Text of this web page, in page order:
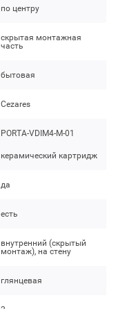
по центру
скрытая монтажная
часть
бытовая
Cezares
PORTA-VDIM4-M-01
керамический картридж
да
есть
внутренний (скрытый
монтаж), на стену
глянцевая